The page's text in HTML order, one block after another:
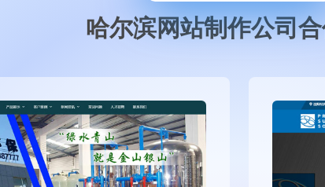
哈尔滨网站制作公司